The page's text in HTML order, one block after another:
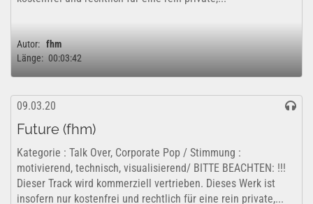
Autor: fhm
Länge: 00:03:42
09.03.20
Future (fhm)
Kategorie : Talk Over, Corporate Pop / Stimmung :
motivierend, technisch, visualisierend/ BITTE BEACHTEN: !!!
Dieser Track wird kommerziell vertrieben. Dieses Werk ist
insofern nur kostenfrei und rechtlich für eine rein private,...